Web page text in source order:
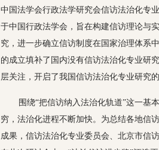
中国法学会行政法学研究会信访法治化专
于中国行政法学会，旨在构建信访理论与
究，进一步确立信访制度在国家治理体系
的成立填补了国内没有信访法治化专业研
层关注，开启了我国信访法治化专业研究的
围绕“把信访纳入法治化轨道”这一基
穷，法治化进程不断加快。为总结各地信
成果，信访法治化专业委员会、北京市信